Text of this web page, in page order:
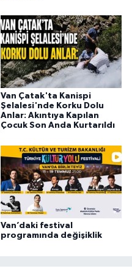
Van Çatak'ta Kanispi
Şelalesi'nde Korku Dolu
Anlar: Akıntıya Kapılan
Çocuk Son Anda Kurtarıldı
Van’daki festival
programında değişiklik